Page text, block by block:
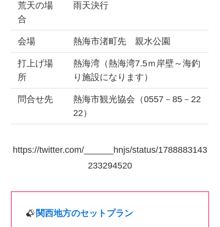
荒天の場
合
雨天決行
会場 熱海市渚町先 親水公園
打上げ場
所
熱海湾（熱海湾7.5ｍ岸壁～海釣
り施設になります）
問合せ先
熱海市観光協会（0557－85－22
22）
https://twitter.com/______hnjs/status/1788883143
233294520
関西地方のセットプラン